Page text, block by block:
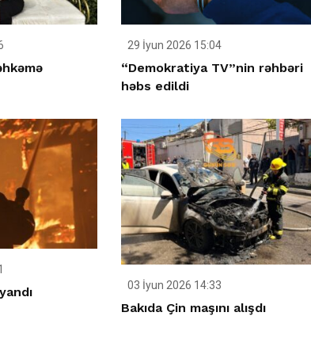
29 İyun 2026 15:04
“Demokratiya TV”nin rəhbəri
həbs edildi
03 İyun 2026 14:33
Bakıda Çin maşını alışdı